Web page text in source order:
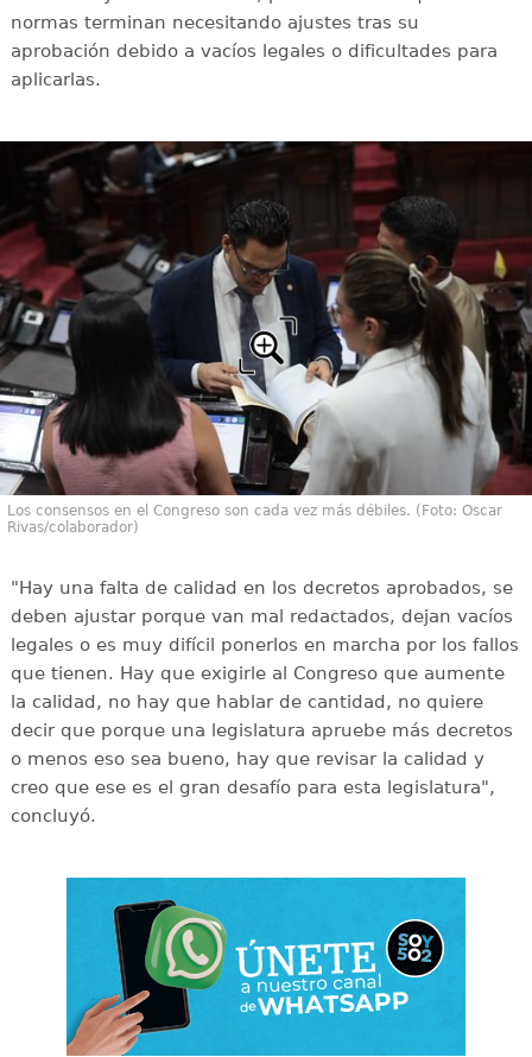
normas terminan necesitando ajustes tras su
aprobación debido a vacíos legales o dificultades para
aplicarlas.
Los consensos en el Congreso son cada vez más débiles. (Foto: Oscar
Rivas/colaborador)
"Hay una falta de calidad en los decretos aprobados, se
deben ajustar porque van mal redactados, dejan vacíos
legales o es muy difícil ponerlos en marcha por los fallos
que tienen. Hay que exigirle al Congreso que aumente
la calidad, no hay que hablar de cantidad, no quiere
decir que porque una legislatura apruebe más decretos
o menos eso sea bueno, hay que revisar la calidad y
creo que ese es el gran desafío para esta legislatura",
concluyó.